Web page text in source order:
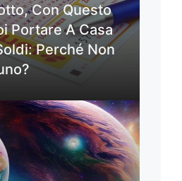
Con Questo
Portare A Casa
Perché Non